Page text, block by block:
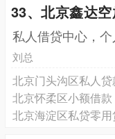
33、北京鑫达
私人借贷中心，
刘总
北京门头沟区私人
北京怀柔区小额借
北京海淀区私贷零